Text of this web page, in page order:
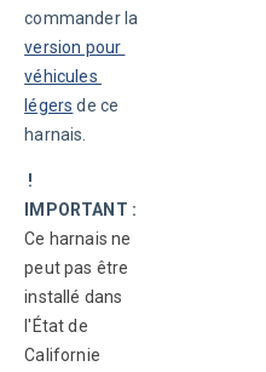
commander la
version pour
véhicules
légers de ce
harnais.
IMPORTANT :
Ce harnais ne
peut pas être
installé dans
l'État de
Californie